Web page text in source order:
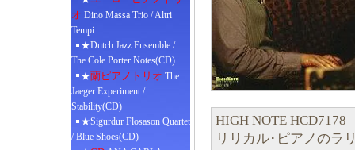
オ Dino Massa Trio / Altri
Tempi
★Dutch Jazz Ensemble /
The Cole Porter Notes(CD)
★蘭ピアノトリオ The
Jaeger Experiment /
Stability(CD)
★Sigurdur Flosason Quartet
/ Blue Shoes(CD)
HIGH NOTE HCD7178
リリカル･ピアノのラ